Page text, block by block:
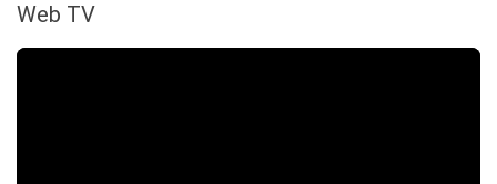
Web TV